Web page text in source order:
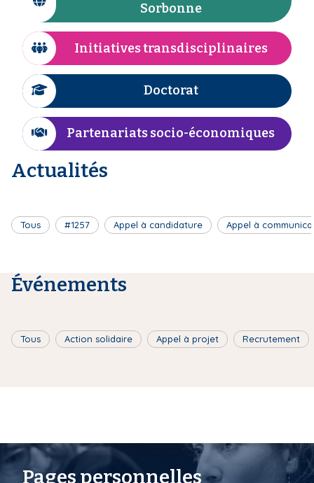
n
e
I
c
ô
n
e
Sorbonne
I
c
ô
n
e
Initiatives transdisciplinaires
I
c
ô
n
e
Doctorat
I
ô
Partenariats socio-économiques
Actualités
Tous #1257 Appel à candidature Appel à
Événements
Tous Action solidaire Appel à projet Recrutement
Pages personnelles